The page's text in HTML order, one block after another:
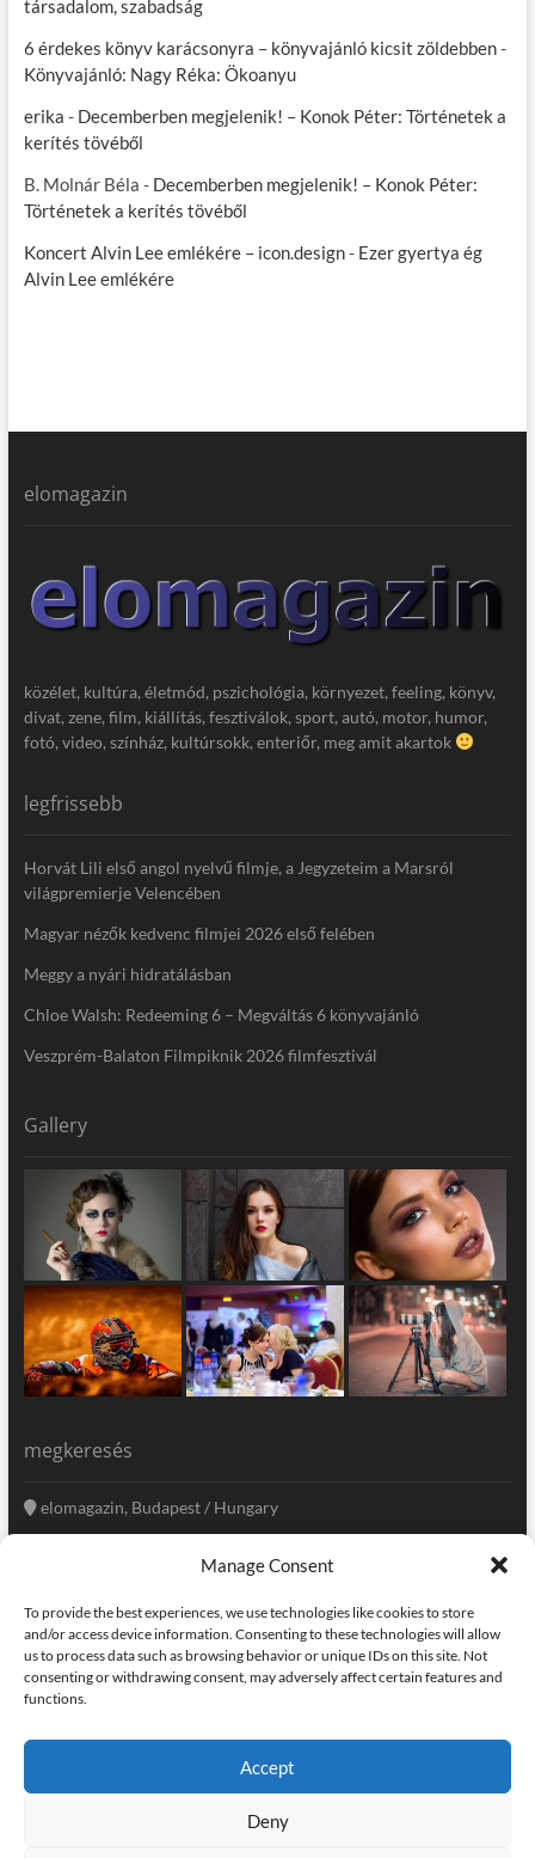
Manage Consent
To provide the best experiences, we use technologies like cookies to store
and/or access device information. Consenting to these technologies will allow
us to process data such as browsing behavior or unique IDs on this site. Not
consenting or withdrawing consent, may adversely affect certain features and
functions.
Accept
Deny
társadalom, szabadság
6 érdekes könyv karácsonyra – könyvajánló kicsit zöldebben-
Könyvajánló: Nagy Réka: Ökoanyu
erika - Decemberben megjelenik! – Konok Péter: Történetek a
kerítés tövéből
B. Molnár Béla - Decemberben megjelenik! – Konok Péter:
Történetek a kerítés tövéből
Koncert Alvin Lee emlékére – icon.design- Ezer gyertya ég
Alvin Lee emlékére
elomagazin
közélet, kultúra, életmód, pszichológia, környezet, feeling, könyv,
divat, zene, film, kiállítás, fesztiválok, sport, autó, motor, humor,
fotó, video, színház, kultúrsokk, enteriőr, meg amit akartok
legfrissebb
Horvát Lili első angol nyelvű filmje, a Jegyzeteim a Marsról
világpremierje Velencében
Magyar nézők kedvenc filmjei 2026 első felében
Meggy a nyári hidratálásban
Chloe Walsh: Redeeming 6 – Megváltás 6 könyvajánló
Veszprém-Balaton Filmpiknik 2026 filmfesztivál
Gallery
megkeresés
elomagazin, Budapest / Hungary
szerkesztoseg@elomagazin.com
elomagazin
home adatvédelem impresszum kapcsolat